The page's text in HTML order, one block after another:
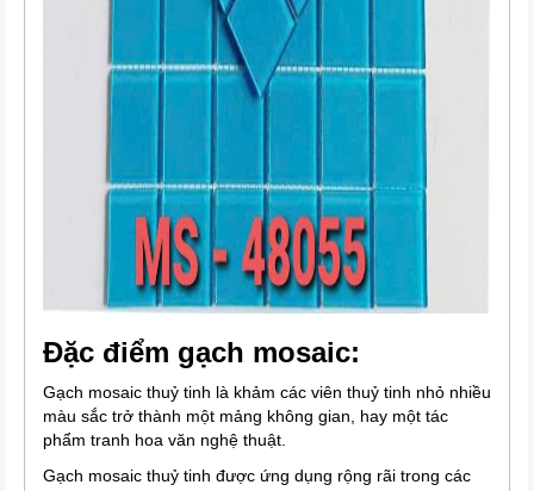
Đặc điểm gạch mosaic:
Gạch mosaic thuỷ tinh là khảm các viên thuỷ tinh nhỏ nhiều
màu sắc trở thành một mảng không gian, hay một tác
phẩm tranh hoa văn nghệ thuật.
Gạch mosaic thuỷ tinh được ứng dụng rộng rãi trong các